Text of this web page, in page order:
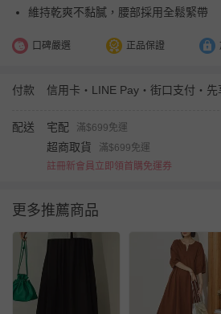
維持乾爽不黏膩，腰部採用全鬆緊帶
口碑嚴選 正品保證
付款
配送 宅配 滿$699免運
超商取貨
滿$699免運
註冊新會員立即領首購免運券
更多推薦商品